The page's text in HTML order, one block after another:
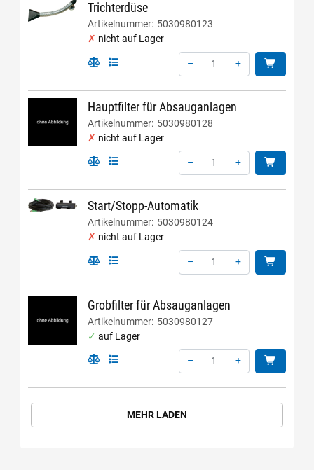
Trichterdüse
Artikelnummer: 5030980123
nicht auf Lager
–
+
Hauptfilter für Absauganlagen
Artikelnummer: 5030980128
nicht auf Lager
–
+
Start/Stopp-Automatik
Artikelnummer: 5030980124
nicht auf Lager
–
+
Grobfilter für Absauganlagen
Artikelnummer: 5030980127
auf Lager
–
+
MEHR LADEN